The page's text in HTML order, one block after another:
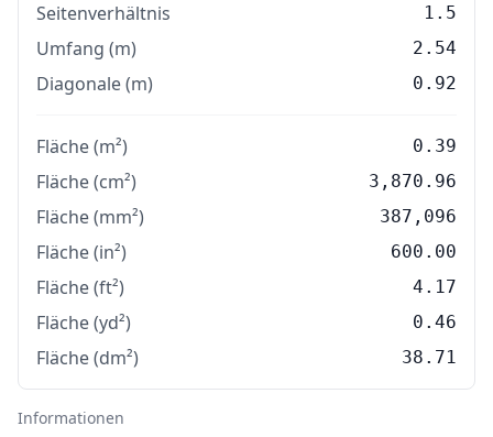
Seitenverhältnis 1.5
Umfang (m) 2.54
Diagonale (m) 0.92
Fläche (m²) 0.39
Fläche (cm²) 3,870.96
Fläche (mm²) 387,096
Fläche (in²) 600.00
Fläche (ft²) 4.17
Fläche (yd²) 0.46
Fläche (dm²) 38.71
Informationen